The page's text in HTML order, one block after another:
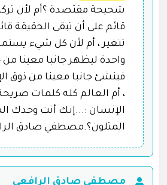
شحيحة مقتصدة ؟أم لأن
قائم على أن تبقى الحقيقة
تتغير ، أم لأن كل شيء
واحدة ليظهر جانبا معينا من
فينشئ جانبا معينا من ذوق
، أم العالم كله كلمات
الإنسان :...إنك أنت وحدك
المتلون؟.مصطفي صادق
مصطفى صادق الرافعي